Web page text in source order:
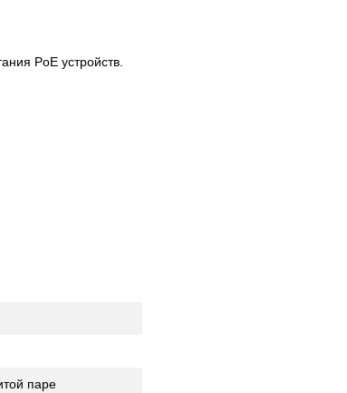
PoE устройств.
паре